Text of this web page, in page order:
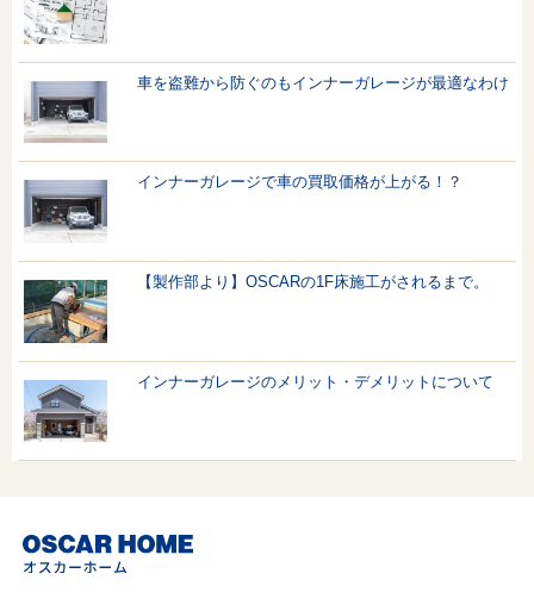
車を盗難から防ぐのもインナーガレージが最適なわけ
インナーガレージで車の買取価格が上がる！？
【製作部より】OSCARの1F床施工がされるまで。
インナーガレージのメリット・デメリットについて